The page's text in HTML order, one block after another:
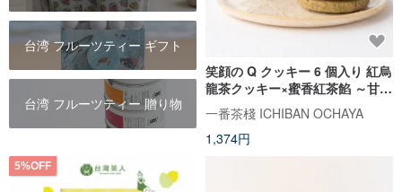
台湾 フルーツティー ギフト
台湾 フルーツティー 贈り物
笑顔の Q クッキー 6 個入り 紅烏
龍茶クッキー×蜜香紅茶餡 ～甘く
華やかなフルーツティーの香り
一番茶棧 ICHIBAN OCHAYA
1,374円
5%OFF